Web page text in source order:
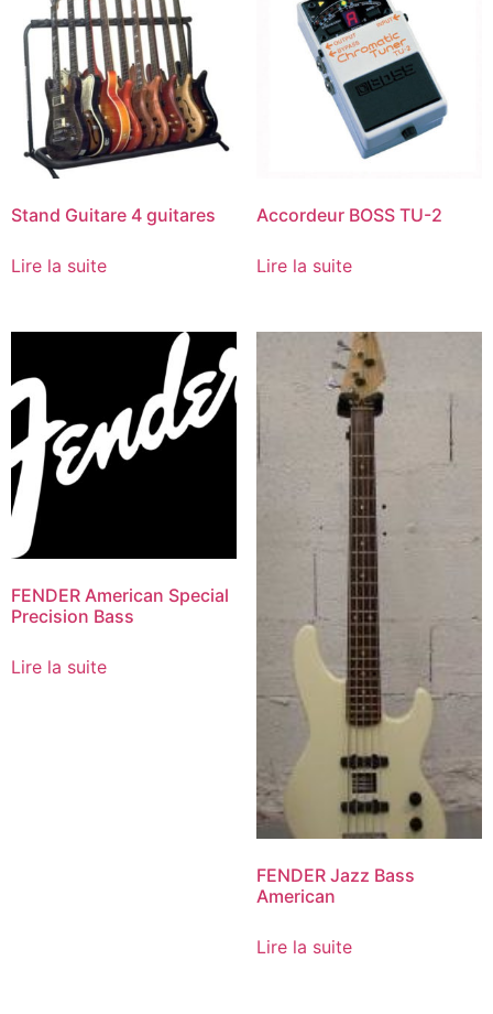
Stand Guitare 4 guitares
Lire la suite
Accordeur BOSS TU-2
Lire la suite
FENDER American Special
Precision Bass
Lire la suite
FENDER Jazz Bass
American
Lire la suite